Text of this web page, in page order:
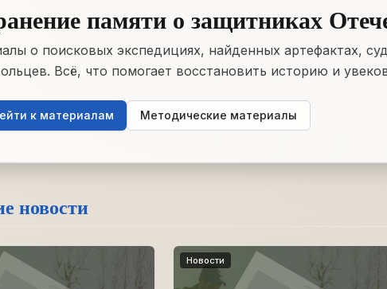
памяти о защитниках
о поисковых экспедициях, найденных артефактах,
Всё, что помогает восстановить историю и
к материалам Методические материалы
новости
Новости